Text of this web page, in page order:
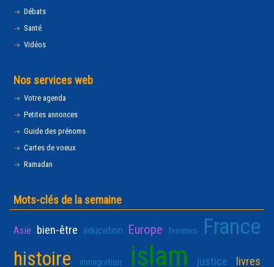
Débats
Santé
Vidéos
Nos services web
Votre agenda
Petites annonces
Guide des prénoms
Cartes de voeux
Ramadan
Mots-clés de la semaine
Asie bien-être éducation Europe femmes France
histoire immigration islam justice livres